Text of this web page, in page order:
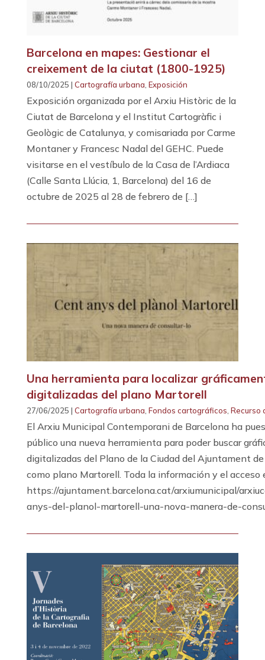
Barcelona en mapes: Gestionar el
creixement de la ciutat (1800-1925)
08/10/2025 | Cartografía urbana Exposición
Exposición organizada por el Arxiu Històric de la
Ciutat de Barcelona y el Institut Cartogràfic i
Geològic de Catalunya, y comisariada por Carme
Montaner y Francesc Nadal del GEHC. Puede
visitarse en el vestíbulo de la Casa de l’Ardiaca
(Calle Santa Llúcia, 1, Barcelona) del 16 de
octubre de 2025 al 28 de febrero de […]
Una herramienta para localizar
digitalizadas del plano Martorell
27/06/2025 | Cartografía urbana, Fondos cartográficos, Recurso
El Arxiu Municipal Contemporani de Barcelona ha
público una nueva herramienta para poder buscar
digitalizadas del Plano de la Ciudad del Ajuntament
como plano Martorell. Toda la información y el acceso
https://ajuntament.barcelona.cat/arxiumunicipal/
anys-del-planol-martorell-una-nova-manera-de-